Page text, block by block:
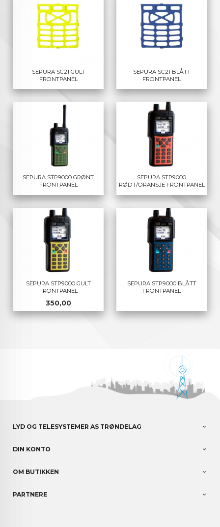
SEPURA SC21 GULT
FRONTPANEL
SEPURA SC21 BLÅTT
FRONTPANEL
SEPURA STP9000 GRØNT
FRONTPANEL
SEPURA STP9000
RØDT/ORANSJE FRONTPANEL
SEPURA STP9000 GULT
FRONTPANEL
Pris
350,00
SEPURA STP9000 BLÅTT
FRONTPANEL
LYD OG TELESYSTEMER AS TRØNDELAG
DIN KONTO
OM BUTIKKEN
PARTNERE